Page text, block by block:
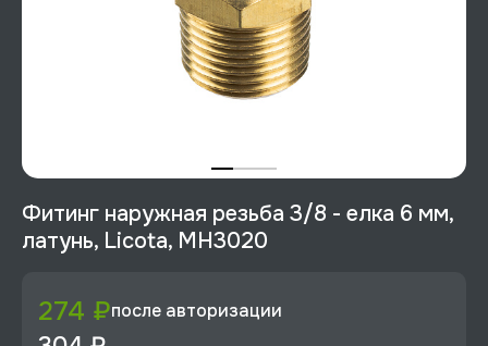
Фитинг наружная резьба 3/8 - елка 6 мм,
латунь, Licota, MH3020
274 ₽после авторизации